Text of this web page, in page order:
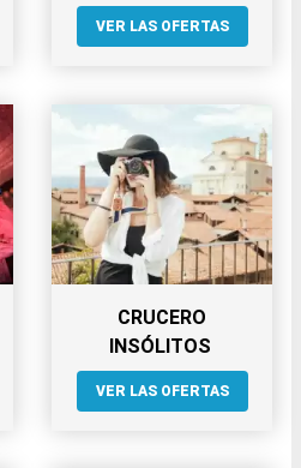
VER LAS OFERTAS
CRUCERO
INSÓLITOS
VER LAS OFERTAS